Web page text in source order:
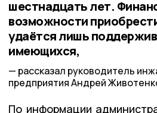
шестнадцать лет.
возможности
удаётся лишь
имеющихся,
рассказал руководитель
предприятия Андрей
По информации